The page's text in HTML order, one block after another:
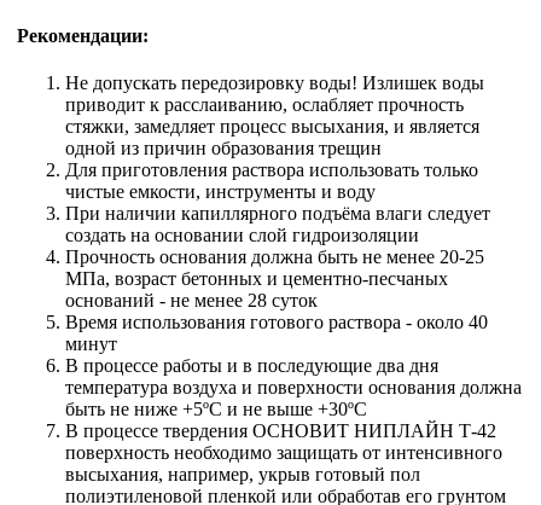
Рекомендации:
Не допускать передозировку воды! Излишек воды
приводит к расслаиванию, ослабляет прочность
стяжки, замедляет процесс высыхания, и является
одной из причин образования трещин
Для приготовления раствора использовать только
чистые емкости, инструменты и воду
При наличии капиллярного подъёма влаги следует
создать на основании слой гидроизоляции
Прочность основания должна быть не менее 20-25
МПа, возраст бетонных и цементно-песчаных
оснований - не менее 28 суток
Время использования готового раствора - около 40
минут
В процессе работы и в последующие два дня
температура воздуха и поверхности основания должна
быть не ниже +5ºС и не выше +30ºС
В процессе твердения ОСНОВИТ НИПЛАЙН Т-42
поверхность необходимо защищать от интенсивного
высыхания, например, укрыв готовый пол
полиэтиленовой пленкой или обработав его грунтом